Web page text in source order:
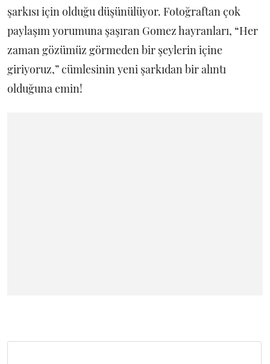
şarkısı için olduğu düşünülüyor. Fotoğraftan çok
paylaşım yorumuna şaşıran Gomez hayranları, “Her
zaman gözümüz görmeden bir şeylerin içine
giriyoruz,” cümlesinin yeni şarkıdan bir alıntı
olduğuna emin!